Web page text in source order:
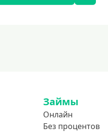
Займы
Онлайн
Без процентов